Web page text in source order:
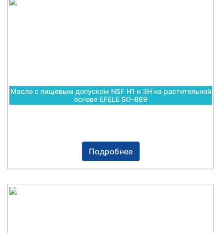
Масло с пищевым допуском NSF H1 и 3H на растительной
основе EFELE SO-889
Подробнее